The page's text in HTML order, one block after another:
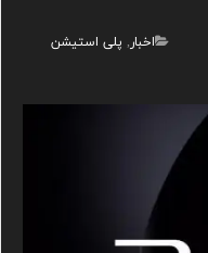
اخبار, پلی استیشن